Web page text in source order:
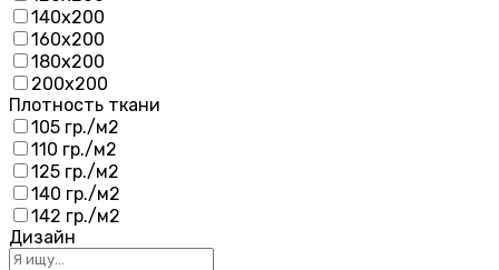
140х200
160х200
180х200
200х200
Плотность ткани
105 гр./м2
110 гр./м2
125 гр./м2
140 гр./м2
142 гр./м2
Дизайн